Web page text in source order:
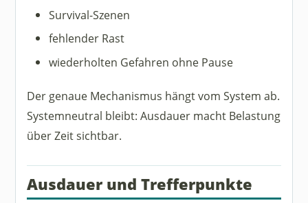
Survival-Szenen
fehlender Rast
wiederholten Gefahren ohne Pause
Der genaue Mechanismus hängt vom System ab.
Systemneutral bleibt: Ausdauer macht Belastung
über Zeit sichtbar.
Ausdauer und Trefferpunkte